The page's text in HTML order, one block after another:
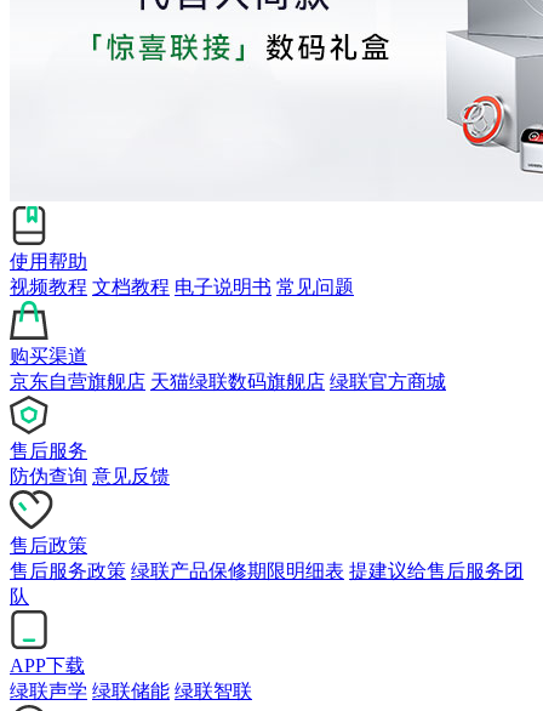
使用帮助
视频教程 文档教程 电子说明书 常见问题
购买渠道
京东自营旗舰店 天猫绿联数码旗舰店 绿联官方商城
售后服务
防伪查询 意见反馈
售后政策
售后服务政策 绿联产品保修期限明细表 提建议给售后服务团
队
APP下载
绿联声学 绿联储能 绿联智联